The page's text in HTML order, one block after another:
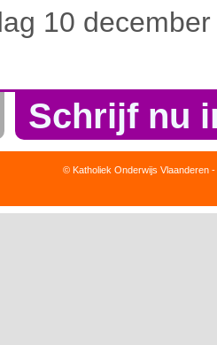
10
Schrijf nu
© Katholiek Onderwijs Vlaanderen